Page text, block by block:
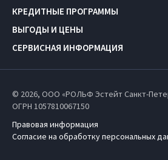
КРЕДИТНЫЕ ПРОГРАММЫ
ВЫГОДЫ И ЦЕНЫ
СЕРВИСНАЯ ИНФОРМАЦИЯ
© 2026, ООО «РОЛЬФ Эстейт Санкт-
ОГРН 1057810067150
Правовая информация
Согласие на обработку персональных